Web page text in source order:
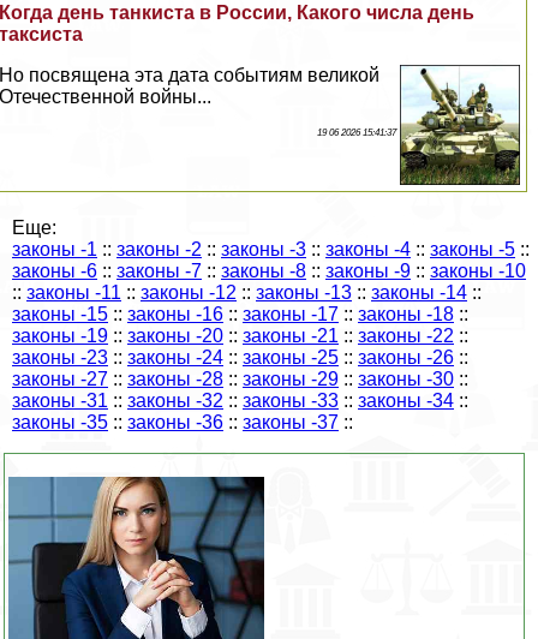
Когда день танкиста в России, Какого числа день
таксиста
Но посвящена эта дата событиям великой
Отечественной войны...
19 06 2026 15:41:37
Еще:
законы -1 :: законы -2 :: законы -3 :: законы -4 :: законы -5 ::
законы -6 :: законы -7 :: законы -8 :: законы -9 :: законы -10
:: законы -11 :: законы -12 :: законы -13 :: законы -14 ::
законы -15 :: законы -16 :: законы -17 :: законы -18 ::
законы -19 :: законы -20 :: законы -21 :: законы -22 ::
законы -23 :: законы -24 :: законы -25 :: законы -26 ::
законы -27 :: законы -28 :: законы -29 :: законы -30 ::
законы -31 :: законы -32 :: законы -33 :: законы -34 ::
законы -35 :: законы -36 :: законы -37 ::